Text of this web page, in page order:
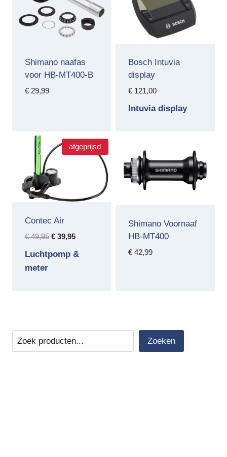
Shimano naafas
voor HB-MT400-B
€29,99
Bosch Intuvia
display
€121,00
Intuvia display
afgeprijsd
Contec Air
€49,95 Oorspronkelijke
was:
€39,95Huidige
is:
Luchtpomp &
meter
Shimano Voornaaf
HB-MT400
€42,99
Zoeken Zoeken